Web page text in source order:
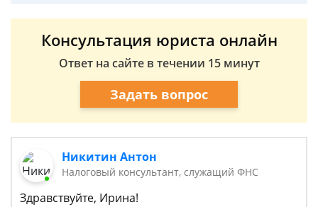
Консультация юриста онлайн
Ответ на сайте в течении 15 минут
Задать вопрос
Никитин Антон
Налоговый консультант, служащий ФНС
Здравствуйте, Ирина!